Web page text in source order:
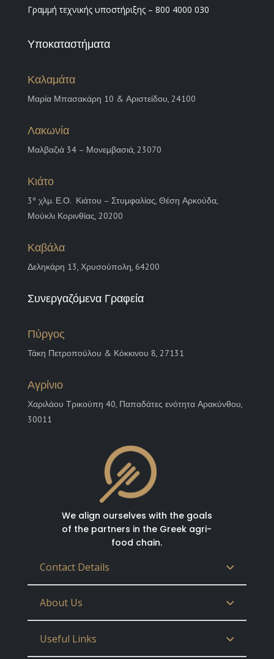
Γραμμή τεχνικής υποστήριξης – 800 4000 030
Υποκαταστήματα
Καλαμάτα
Μαρία Μπασακάρη 10 & Αριστείδου, 24100
Λακωνία
Μαλβαζιά 34 – Μονεμβασιά, 23070
Κιάτο
3º χλμ. Ε.Ο. Κιάτου – Στυμφαλίας, Θέση Αρκούδα,
Μούκλι Κορινθίας, 20200
Καβάλα
Δεληκάρη 13, Χρυσούπολη, 64200
Συνεργαζόμενα Γραφεία
Πύργος
Τάκη Πετροπούλου & Κόκκινου 8, 27131
Αγρίνιο
Χαριλάου Τρικούπη 40, Παπαδάτες ενότητα Αρακύνθου,
30011
We align ourselves with the goals
of the partners in the Greek agri-
food chain.
Contact Details
About Us
Useful Links